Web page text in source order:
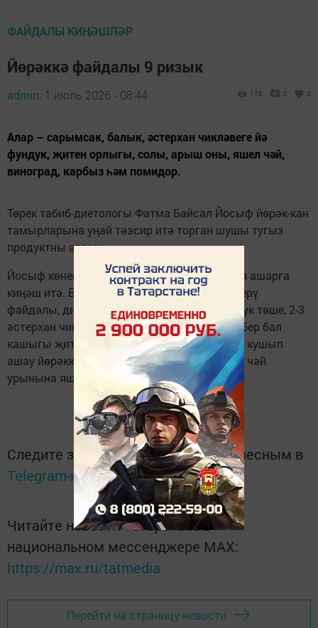
ФАЙДАЛЫ КИҢӘШЛӘР
Йөрәккә файдалы 9 ризык
admin, 1 июль 2026 - 08:44 178 0 0
Алар – сарымсак, балык, әстерхан чикләвеге йә
фундук, җитен орлыгы, солы, арыш оны, яшел чәй,
виноград, карбыз һәм помидор.
Төрек табиб-диетологы Фатма Байсал Йосыф йөрәк-кан
тамырларына уңай тәэсир итә торган шушы тугыз
продуктны атаган.
Йосыф көненә бер тырнак сарымсак сытып ашарга
киңәш итә. Балыкны грильдә йә парда пешерү
файдалы, ди. Атнасына өч тапкыр 6-7 фундук төше, 2-3
әстерхан чикләвеге ашарга куша. Көн саен бер бал
кашыгы җитен орлыгын йогуртка һәм ашка кушып
ашау йөрәккә яхшы тәэсир итә. Кәһва, кара чәй
урынына яшел чәй сайлагыз, – ди табиб.
Следите за самым важным и интересным в
Telegram-каналеТатмедиа
Читайте новости Татарстана в
национальном мессенджере MАХ:
https://max.ru/tatmedia
Перейти на страницу новости